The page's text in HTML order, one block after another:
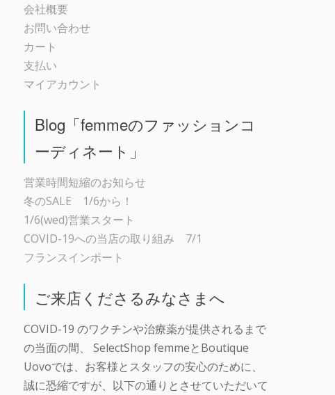
会社概要
お問い合わせ
カート
支払い
マイアカウント
Blog「femmeのファッションコ
ーディネート」
営業時間短縮のお知らせ
冬のSALE 1/6から！
1/6(wed)営業スタート
COVID-19への当店の取り組み 7/1
フランスインポート
ご来店くださるみなさまへ
COVID-19 のワクチンや治療薬が提供されるまで
の当面の間、 SelectShop femmeとBoutique
Uovoでは、お客様とスタッフの安心のために、
誠に恐縮ですが、以下の通りとさせていただいて